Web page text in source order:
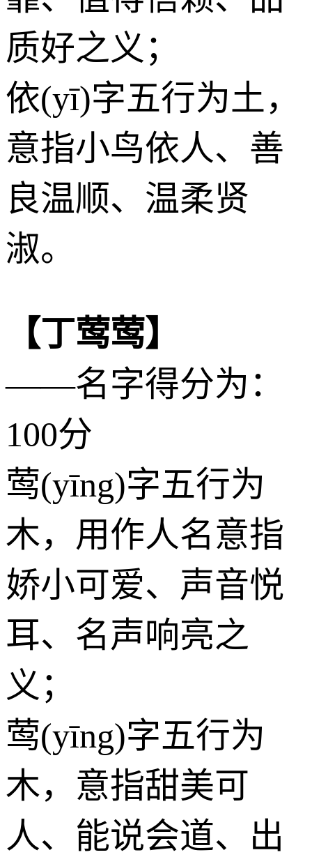
质好之义；
依(yī)字五行为土，
意指小鸟依人、善
良温顺、温柔贤
淑。
【丁莺莺】
——名字得分为：
100分
莺(yīng)字五行为
木，用作人名意指
娇小可爱、声音悦
耳、名声响亮之
义；
莺(yīng)字五行为
木，意指甜美可
人、能说会道、出